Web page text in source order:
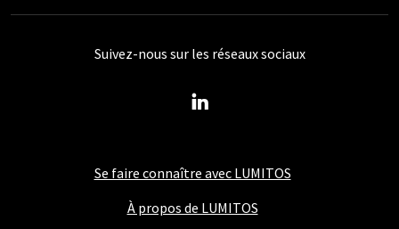
Se faire connaître avec LUMITOS
À propos de LUMITOS
Suivez-nous sur les réseaux sociaux